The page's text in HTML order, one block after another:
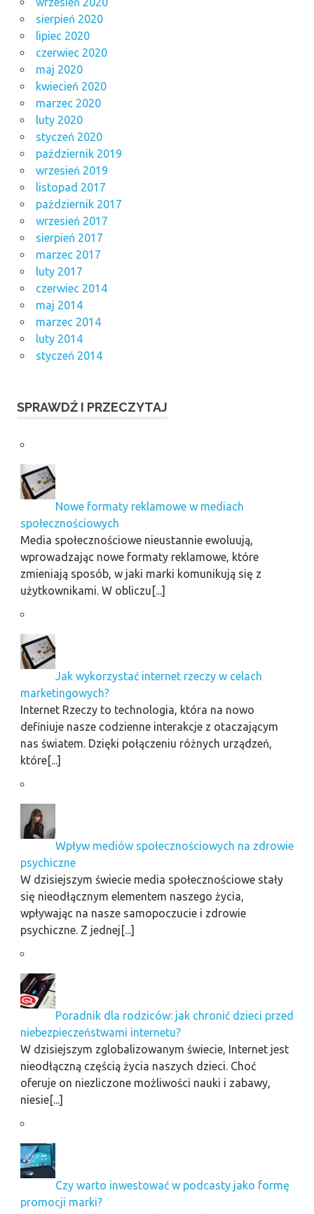
sierpień 2020
lipiec 2020
czerwiec 2020
maj 2020
kwiecień 2020
marzec 2020
luty 2020
styczeń 2020
październik 2019
wrzesień 2019
listopad 2017
październik 2017
wrzesień 2017
sierpień 2017
marzec 2017
luty 2017
czerwiec 2014
maj 2014
marzec 2014
luty 2014
styczeń 2014
SPRAWDŹ I PRZECZYTAJ
Nowe formaty reklamowe w mediach
społecznościowych
Media społecznościowe nieustannie ewoluują,
wprowadzając nowe formaty reklamowe, które
zmieniają sposób, w jaki marki komunikują się z
użytkownikami. W obliczu[...]
Jak wykorzystać internet rzeczy w celach
marketingowych?
Internet Rzeczy to technologia, która na nowo
definiuje nasze codzienne interakcje z otaczającym
nas światem. Dzięki połączeniu różnych urządzeń,
które[...]
Wpływ mediów społecznościowych na zdrowie
psychiczne
W dzisiejszym świecie media społecznościowe stały
się nieodłącznym elementem naszego życia,
wpływając na nasze samopoczucie i zdrowie
psychiczne. Z jednej[...]
Poradnik dla rodziców: jak chronić dzieci przed
niebezpieczeństwami internetu?
W dzisiejszym zglobalizowanym świecie, Internet jest
nieodłączną częścią życia naszych dzieci. Choć
oferuje on niezliczone możliwości nauki i zabawy,
niesie[...]
Czy warto inwestować w podcasty jako formę
promocji marki?